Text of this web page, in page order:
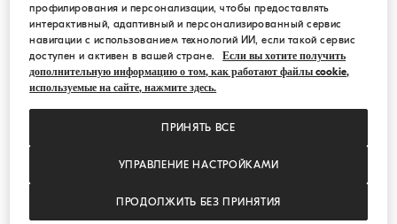
Покупать товары на сайте
shop.brunellocucinelli.com безопасно?
Как я могу отслеживать пересылку
моего заказа?
Можно ли купить товар и отправить его
профилирования и персонализации, чтобы предоставлять
интерактивный, адаптивный и персонализированный сервис
навигации с использованием технологий ИИ, если такой сервис
доступен и активен в вашей стране.
Если вы хотите получить
дополнительную информацию о том, как работают файлы cookie,
используемые на сайте, нажмите здесь.
УПРАВЛЕНИЕ НАСТРОЙКАМИ
ПРОДОЛЖИТЬ БЕЗ ПРИНЯТИЯ
ПРИНЯТЬ ВСЕ